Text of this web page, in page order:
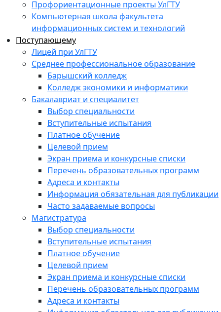
Профориентационные проекты УлГТУ
Компьютерная школа факультета
информационных систем и технологий
Поступающему
Лицей при УлГТУ
Среднее профессиональное образование
Барышский колледж
Колледж экономики и информатики
Бакалавриат и специалитет
Выбор специальности
Вступительные испытания
Платное обучение
Целевой прием
Экран приема и конкурсные списки
Перечень образовательных программ
Адреса и контакты
Информация обязательная для публикации
Часто задаваемые вопросы
Магистратура
Выбор специальности
Вступительные испытания
Платное обучение
Целевой прием
Экран приема и конкурсные списки
Перечень образовательных программ
Адреса и контакты